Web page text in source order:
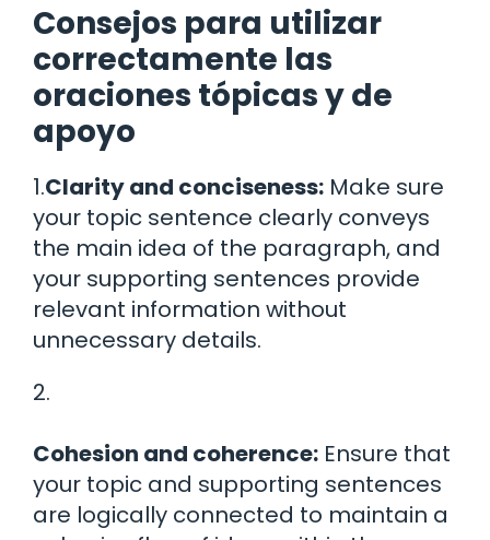
Consejos para utilizar
correctamente las
oraciones tópicas y de
apoyo
1.Clarity and conciseness: Make sure
your topic sentence clearly conveys
the main idea of the paragraph, and
your supporting sentences provide
relevant information without
unnecessary details.
2.
Cohesion and coherence: Ensure that
your topic and supporting sentences
are logically connected to maintain a